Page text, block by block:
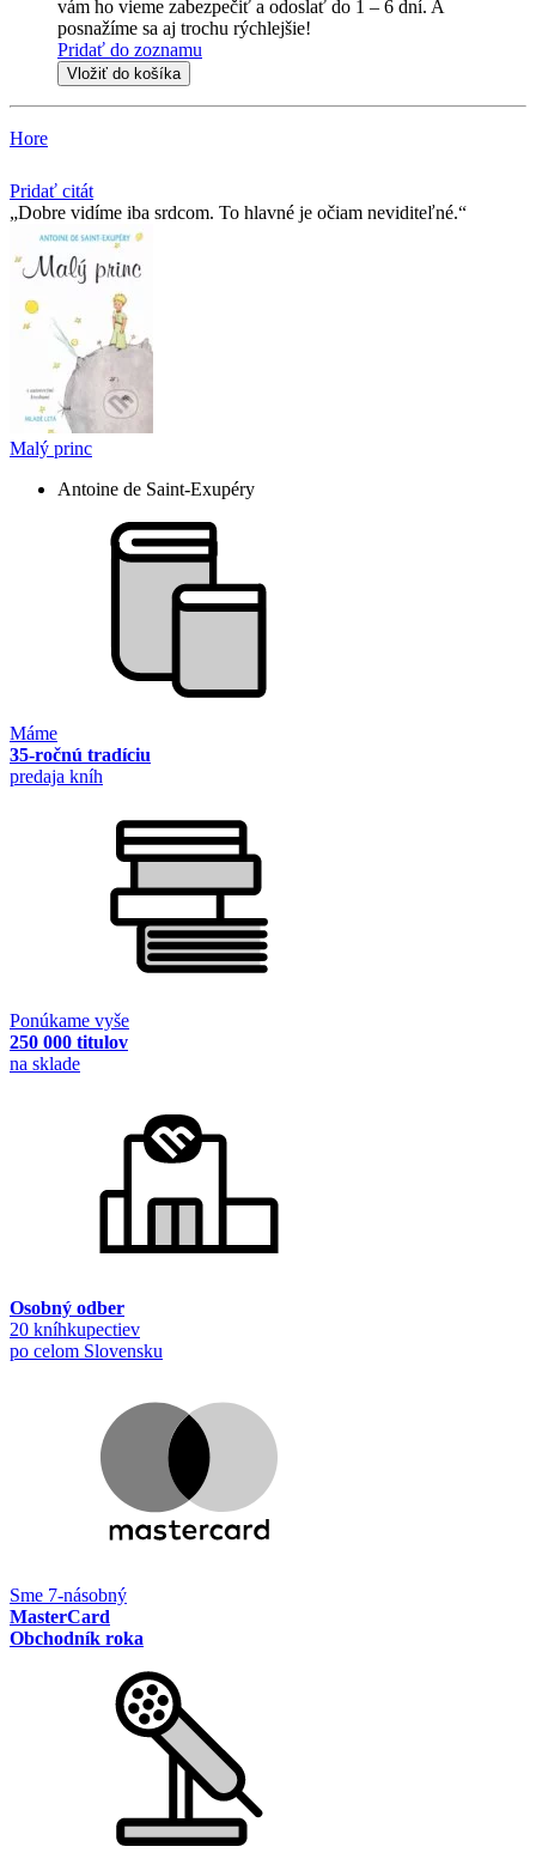
vám ho vieme zabezpečiť a odoslať do 1 – 6 dní. A
posnažíme sa aj trochu rýchlejšie!
Pridať do zoznamu
Vložiť do košíka
Hore
Pridať citát
Dobre vidíme iba srdcom. To hlavné je očiam neviditeľné.
Malý princ
Antoine de Saint-Exupéry
Máme
35-ročnú tradíciu
predaja kníh
Ponúkame vyše
250 000 titulov
na sklade
Osobný odber
20 kníhkupectiev
po celom Slovensku
Sme 7-násobný
MasterCard
Obchodník roka